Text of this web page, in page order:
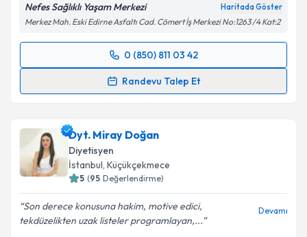
Nefes Sağlıklı Yaşam Merkezi Haritada Göster
Merkez Mah. Eski Edirne Asfaltı Cad. Cömert İş Merkezi No:1263 /4 Kat:2
0 (850) 811 03 42
Randevu Talep Et
Randevu Takvimi Talebi
hazırlandığında e-posta ile bilgilendireceğiz.
E-posta Adresiniz
Kişisel verilerimin işlenmesine ilişkin
Dyt. Miray Doğan
Diyetisyen
İstanbul, Küçükçekmece
5 (95 Değerlendirme)
Son derece konusuna hakim, motive edici,
tekdüzelikten uzak listeler programlayan,...
Devamı